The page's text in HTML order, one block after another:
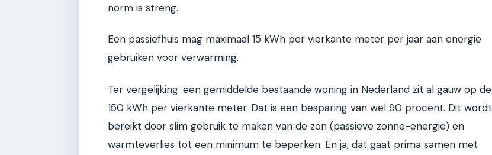
norm is streng.
Een passiefhuis mag maximaal 15 kWh per vierkante meter per jaar aan energie
gebruiken voor verwarming.
Ter vergelijking: een gemiddelde bestaande woning in Nederland zit al gauw op de
150 kWh per vierkante meter. Dat is een besparing van wel 90 procent. Dit wordt
bereikt door slim gebruik te maken van de zon (passieve zonne-energie) en
warmteverlies tot een minimum te beperken. En ja, dat gaat prima samen met